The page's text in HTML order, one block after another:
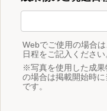
Webでご使用の場合
日程をご記入ください
※写真を使用した成果
の場合は掲載開始時
です。